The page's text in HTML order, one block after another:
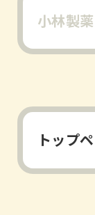
小林製
トップ